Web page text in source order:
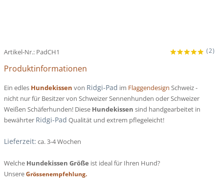
Artikel-Nr.: PadCH1 (2)
Produktinformationen
Ein edles Hundekissen von Ridgi-Pad im Flaggendesign Schweiz -
nicht nur für Besitzer von Schweizer Sennenhunden oder Schweizer
Weißen Schäferhunden! Diese Hundekissen sind handgearbeitet in
bewährter Ridgi-Pad Qualität und extrem pflegeleicht!
Lieferzeit: ca. 3-4 Wochen
Welche Hundekissen Größe ist ideal für Ihren Hund?
UnsereGrössenempfehlung.